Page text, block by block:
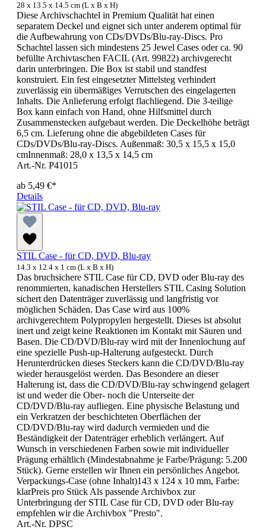
28 x 13.5 x 14.5 cm (L x B x H)
Diese Archivschachtel in Premium Qualität hat einen
separatem Deckel und eignet sich unter anderem optimal für
die Aufbewahrung von CDs/DVDs/Blu-ray-Discs. Pro
Schachtel lassen sich mindestens 25 Jewel Cases oder ca. 90
befüllte Archivtaschen FACIL (Art. 99822) archivgerecht
darin unterbringen. Die Box ist stabil und standfest
konstruiert. Ein fest eingesetzter Mittelsteg verhindert
zuverlässig ein übermäßiges Verrutschen des eingelagerten
Inhalts. Die Anlieferung erfolgt flachliegend. Die 3-teilige
Box kann einfach von Hand, ohne Hilfsmittel durch
Zusammenstecken aufgebaut werden. Die Deckelhöhe beträgt
6,5 cm. Lieferung ohne die abgebildeten Cases für
CDs/DVDs/Blu-ray-Discs. Außenmaß: 30,5 x 15,5 x 15,0
cmInnenmaß: 28,0 x 13,5 x 14,5 cm
Art.-Nr. P41015
ab 5,49 €*
Details
STIL Case - für CD, DVD, Blu-ray
14.3 x 12.4 x 1 cm (L x B x H)
Das bruchsichere STIL Case für CD, DVD oder Blu-ray des
renommierten, kanadischen Herstellers STIL Casing Solution
sichert den Datenträger zuverlässig und langfristig vor
möglichen Schäden. Das Case wird aus 100%
archivgerechtem Polypropylen hergestellt. Dieses ist absolut
inert und zeigt keine Reaktionen im Kontakt mit Säuren und
Basen. Die CD/DVD/Blu-ray wird mit der Innenlochung auf
eine spezielle Push-up-Halterung aufgesteckt. Durch
Herunterdrücken dieses Steckers kann die CD/DVD/Blu-ray
wieder herausgelöst werden. Das Besondere an dieser
Halterung ist, dass die CD/DVD/Blu-ray schwingend gelagert
ist und weder die Ober- noch die Unterseite der
CD/DVD/Blu-ray aufliegen. Eine physische Belastung und
ein Verkratzen der beschichteten Oberflächen der
CD/DVD/Blu-ray wird dadurch vermieden und die
Beständigkeit der Datenträger erheblich verlängert. Auf
Wunsch in verschiedenen Farben sowie mit individueller
Prägung erhältlich (Mindestabnahme je Farbe/Prägung: 5.200
Stück). Gerne erstellen wir Ihnen ein persönliches Angebot.
Verpackungs-Case (ohne Inhalt)143 x 124 x 10 mm, Farbe:
klarPreis pro Stück Als passende Archivbox zur
Unterbringung der STIL Case für CD, DVD oder Blu-ray
empfehlen wir die Archivbox "Presto".
Art.-Nr. DPSC